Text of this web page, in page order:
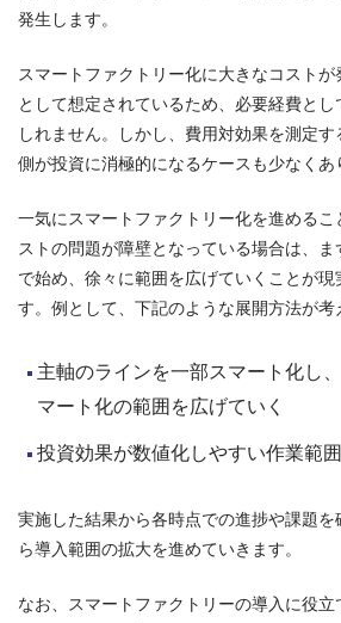
発生します。
スマートファクトリー化に大きなコスト
として想定されているため、必要経費と
しれません。しかし、費用対効果を測定
側が投資に消極的になるケースも少なくあ
一気にスマートファクトリー化を進めるこ
ストの問題が障壁となっている場合は、ま
で始め、徐々に範囲を広げていくことが現
す。例として、下記のような展開方法が考
主軸のラインを一部スマート化し
マート化の範囲を広げていく
投資効果が数値化しやすい作業範
実施した結果から各時点での進捗や課題
ら導入範囲の拡大を進めていきます。
なお、スマートファクトリーの導入に役